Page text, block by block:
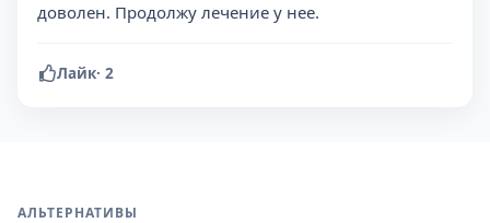
доволен. Продолжу лечение у нее.
Лайк· 2
АЛЬТЕРНАТИВЫ